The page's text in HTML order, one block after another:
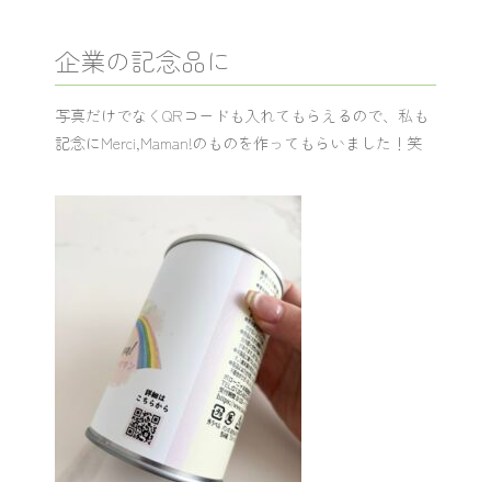
企業の記念品に
写真だけでなくQRコードも入れてもらえるので、私も
記念にMerci,Maman!のものを作ってもらいました！笑